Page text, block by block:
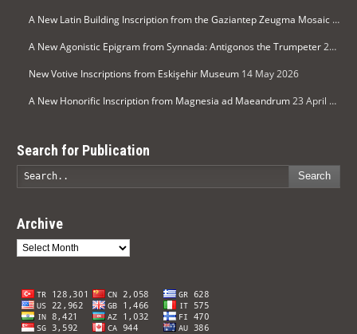
A New Latin Building Inscription from the Gaziantep Zeugma Mosaic Museum
A New Agonistic Epigram from Synnada: Antigonos the Trumpeter21 May 2026
New Votive Inscriptions from Eskişehir Museum 14 May 2026
A New Honorific Inscription from Magnesia ad Maeandrum23 April 2026
Search for Publication
Search
Archive
Archive